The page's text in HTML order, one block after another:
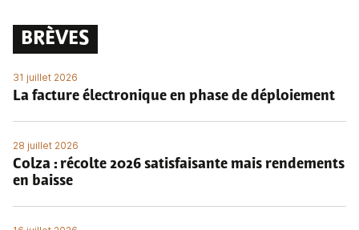
BRÈVES
31 juillet 2026
La facture électronique en phase de déploiement
28 juillet 2026
Colza : récolte 2026 satisfaisante mais rendements
en baisse